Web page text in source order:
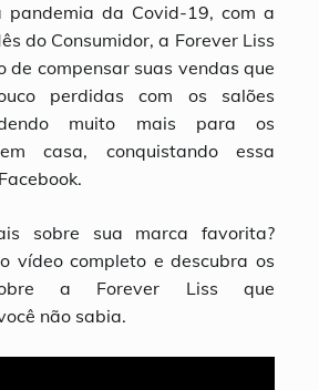
pandemia da Covid-19, com a
do Consumidor, a Forever Liss
de compensar suas vendas que
perdidas com os salões
muito mais para os
casa, conquistando essa
sobre sua marca favorita?
vídeo completo e descubra os
a Forever Liss que
não sabia.